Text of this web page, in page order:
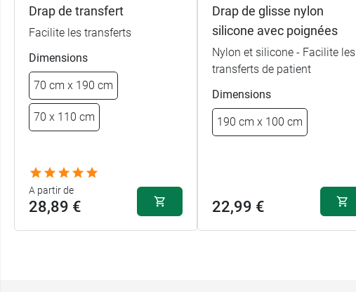
Drap de transfert
Facilite les transferts
Dimensions
70 cm x 190 cm
70 x 110 cm
A partir de
28,89 €
Drap de glisse nylon
silicone avec poignées
Nylon et silicone - Facilite les
transferts de patient
Dimensions
190 cm x 100 cm
22,99 €